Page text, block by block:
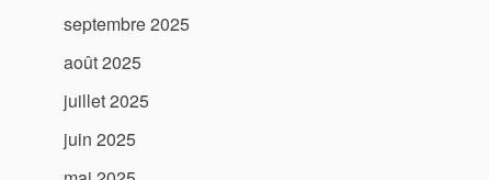
septembre 2025
août 2025
juillet 2025
juin 2025